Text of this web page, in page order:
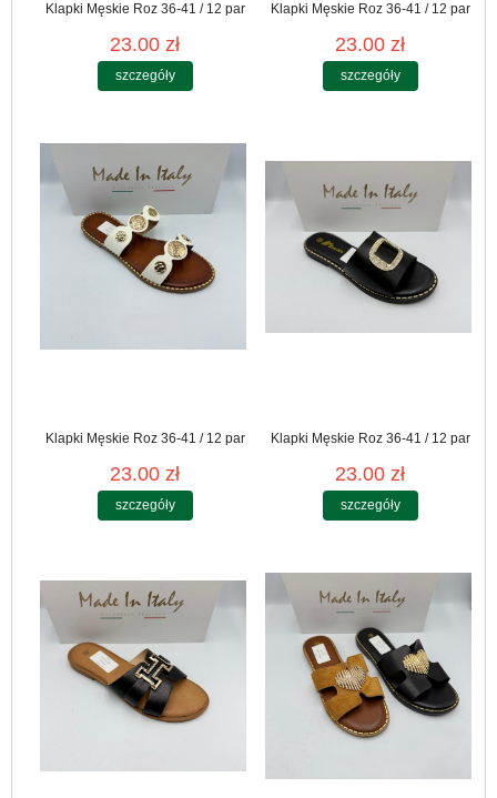
Klapki Męskie Roz 36-41 / 12 par
23.00 zł
szczegóły
Klapki Męskie Roz 36-41 / 12 par
23.00 zł
szczegóły
Klapki Męskie Roz 36-41 / 12 par
23.00 zł
szczegóły
Klapki Męskie Roz 36-41 / 12 par
23.00 zł
szczegóły